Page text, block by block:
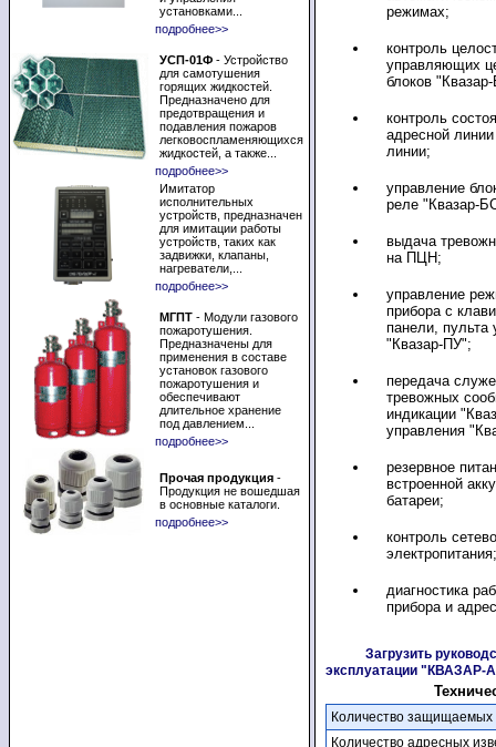
установками...
подробнее>>
УСП-01Ф - Устройство
для самотушения
горящих жидкостей.
Предназначено для
предотвращения и
подавления пожаров
легковоспламеняющихся
жидкостей, а также...
подробнее>>
Имитатор
исполнительных
устройств, предназначен
для имитации работы
устройств, таких как
задвижки, клапаны,
нагреватели,...
подробнее>>
МГПТ - Модули газового
пожаротушения.
Предназначены для
применения в составе
установок газового
пожаротушения и
обеспечивают
длительное хранение
под давлением...
подробнее>>
Прочая продукция -
Продукция не вошедшая
в основные каталоги.
подробнее>>
режимах;
контроль
управляющих
блоков
контроль
адресной
линии;
управление
реле "Квазар-
выдача
на ПЦН;
управление
прибора с
панели, пульта
"Квазар-ПУ";
передача
тревожных
индикации
управления
резервное
встроенной
батареи;
контроль
электропитания;
диагностика
прибора и
Загрузить
эксплуатации "КВАЗАР-
Количество защищаемых
Количество адресных